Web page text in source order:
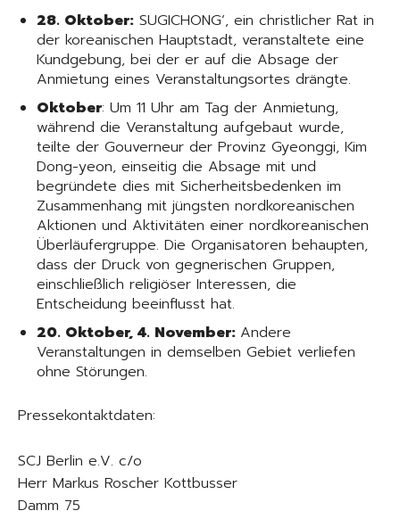
28. Oktober: SUGICHONG‘, ein christlicher Rat in
der koreanischen Hauptstadt, veranstaltete eine
Kundgebung, bei der er auf die Absage der
Anmietung eines Veranstaltungsortes drängte.
Oktober: Um 11 Uhr am Tag der Anmietung,
während die Veranstaltung aufgebaut wurde,
teilte der Gouverneur der Provinz Gyeonggi, Kim
Dong-yeon, einseitig die Absage mit und
begründete dies mit Sicherheitsbedenken im
Zusammenhang mit jüngsten nordkoreanischen
Aktionen und Aktivitäten einer nordkoreanischen
Überläufergruppe. Die Organisatoren behaupten,
dass der Druck von gegnerischen Gruppen,
einschließlich religiöser Interessen, die
Entscheidung beeinflusst hat.
20. Oktober, 4. November: Andere
Veranstaltungen in demselben Gebiet verliefen
ohne Störungen.
Pressekontaktdaten:
SCJ Berlin e.V. c/o
Herr Markus Roscher Kottbusser
Damm 75